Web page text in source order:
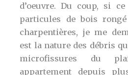
d’oeuvre. Du coup, si
particules de bois
charpentières, je me
est la nature des débris
microfissures du
appartement depuis